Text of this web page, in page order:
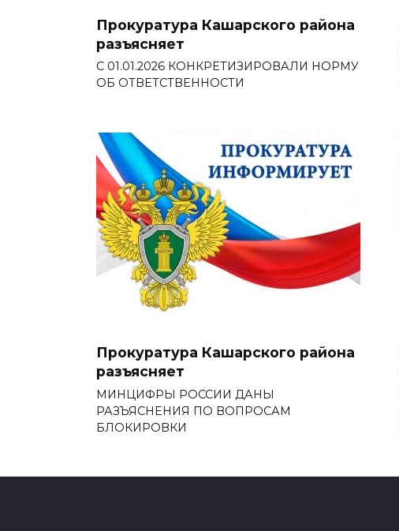
Прокуратура Кашарского района
разъясняет
С 01.01.2026 КОНКРЕТИЗИРОВАЛИ НОРМУ
ОБ ОТВЕТСТВЕННОСТИ
Прокуратура Кашарского района
разъясняет
МИНЦИФРЫ РОССИИ ДАНЫ
РАЗЪЯСНЕНИЯ ПО ВОПРОСАМ
БЛОКИРОВКИ